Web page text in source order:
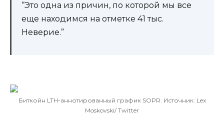
“Это одна из причин, по которой мы все
еще находимся на отметке 41 тыс.
Неверие.”
Биткойн LTH-аннотированный график SOPR. Источник: Lex
Moskovski/ Twitter